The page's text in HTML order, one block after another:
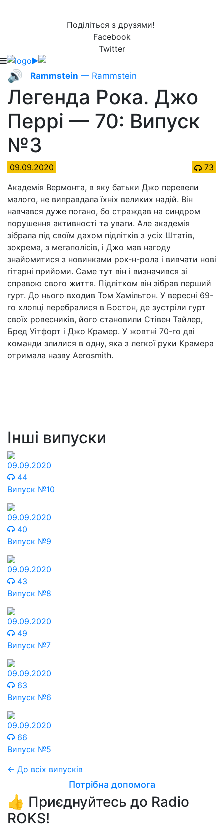
Поділіться з друзями!
Facebook
Twitter
🔊 Rammstein — Rammstein
Легенда Рока. Джо
Перрі — 70: Випуск
№3
09.09.2020
73
Академія Вермонта, в яку батьки Джо перевели
малого, не виправдала їхніх великих надій. Він
навчався дуже погано, бо страждав на синдром
порушення активності та уваги. Але академія
зібрала під своїм дахом підлітків з усіх Штатів,
зокрема, з мегаполісів, і Джо мав нагоду
знайомитися з новинками рок-н-рола і вивчати нові
гітарні прийоми. Саме тут він і визначився зі
справою свого життя. Підлітком він зібрав перший
гурт. До нього входив Том Хамільтон. У вересні 69-
го хлопці перебралися в Бостон, де зустріли гурт
своїх ровесників, його становили Стівен Тайлер,
Бред Уітфорт і Джо Крамер. У жовтні 70-го дві
команди злилися в одну, яка з легкої руки Крамера
отримала назву Aerosmith.
Інші випуски
09.09.2020
44
Випуск №10
09.09.2020
40
Випуск №9
09.09.2020
43
Випуск №8
09.09.2020
49
Випуск №7
09.09.2020
63
Випуск №6
09.09.2020
66
Випуск №5
← До всіх випусків
Потрібна допомога
👍 Приєднуйтесь до Radio
ROKS!